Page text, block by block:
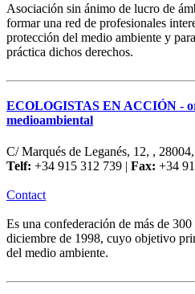
Asociación sin ánimo de lucro de
formar una red de profesionales
protección del medio ambiente y
práctica dichos derechos.
ECOLOGISTAS EN ACCIÓN -
medioambiental
C/ Marqués de Leganés, 12, , 28004,
Telf: +34 915 312 739 | Fax: +34
Contact
Es una confederación de más de
diciembre de 1998, cuyo objetivo
del medio ambiente.